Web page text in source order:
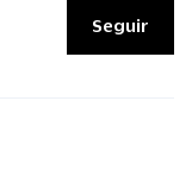
Seguir